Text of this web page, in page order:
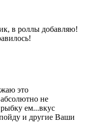
в роллы добавляю!
это
не
ем...вкус
и другие Ваши